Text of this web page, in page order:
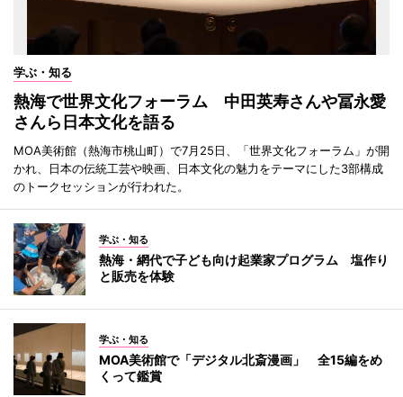
学ぶ・知る
熱海で世界文化フォーラム 中田英寿さんや冨永愛
さんら日本文化を語る
MOA美術館（熱海市桃山町）で7月25日、「世界文化フォーラム」が開
かれ、日本の伝統工芸や映画、日本文化の魅力をテーマにした3部構成
のトークセッションが行われた。
学ぶ・知る
熱海・網代で子ども向け起業家プログラム 塩作り
と販売を体験
学ぶ・知る
MOA美術館で「デジタル北斎漫画」 全15編をめ
くって鑑賞